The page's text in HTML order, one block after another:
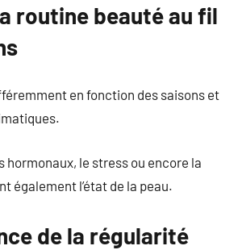
routine beauté au fil
en fonction des saisons et
hormonaux, le stress ou encore la
également l’état de la peau.
de la régularité